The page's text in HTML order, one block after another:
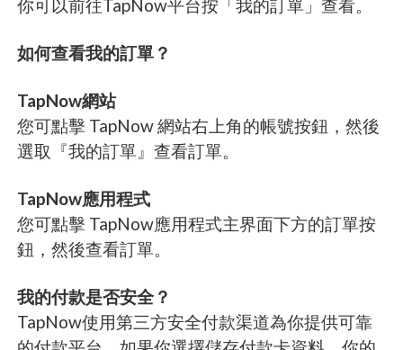
你可以前往TapNow平台按「我的訂單」查看。
如何查看我的訂單？
TapNow網站
您可點擊 TapNow 網站右上角的帳號按鈕，然後
選取『我的訂單』查看訂單。
TapNow應用程式
您可點擊 TapNow應用程式主界面下方的訂單按
鈕，然後查看訂單。
我的付款是否安全？
TapNow使用第三方安全付款渠道為你提供可靠